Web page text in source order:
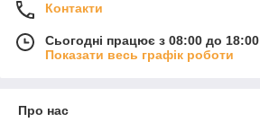
Контакти
Сьогодні працює з 08:00 до 18:00
Показати весь графік роботи
Про нас